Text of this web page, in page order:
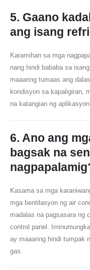
5. Gaano
ang isang
Karamihan sa mga
nang hindi bababa sa
maaaring tumaas ang
kondisyon sa kapaligiran,
na katangian ng aplikasyon.
6. Ano ang
bagsak na
Kasama sa mga
mga bentilasyon ng air
madalas na pagsasara ng
control panel.
ay maaaring hindi tumpak
gas.